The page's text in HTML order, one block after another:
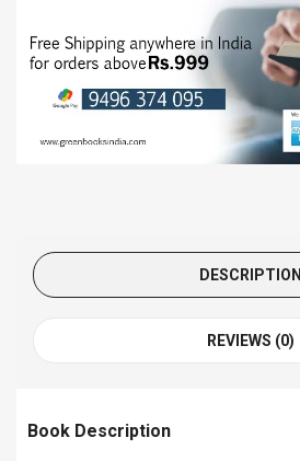
DESCRIPTION
REVIEWS (0)
Book Description